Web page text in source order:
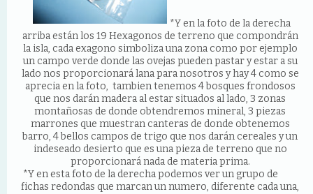
*Y en la foto de la derecha
arriba están los 19 Hexagonos de terreno que compondrán
la isla, cada exagono simboliza una zona como por ejemplo
un campo verde donde las ovejas pueden pastar y estar a su
lado nos proporcionará lana para nosotros y hay 4 como se
aprecia en la foto, tambien tenemos 4 bosques frondosos
que nos darán madera al estar situados al lado, 3 zonas
montañosas de donde obtendremos mineral, 3 piezas
marrones que muestran canteras de donde obtenemos
barro, 4 bellos campos de trigo que nos darán cereales y un
indeseado desierto que es una pieza de terreno que no
proporcionará nada de materia prima.
*Y en esta foto de la derecha podemos ver un grupo de
fichas redondas que marcan un numero, diferente cada una,